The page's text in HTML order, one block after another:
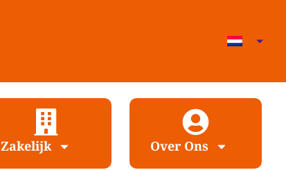
Zakelijk Over Ons